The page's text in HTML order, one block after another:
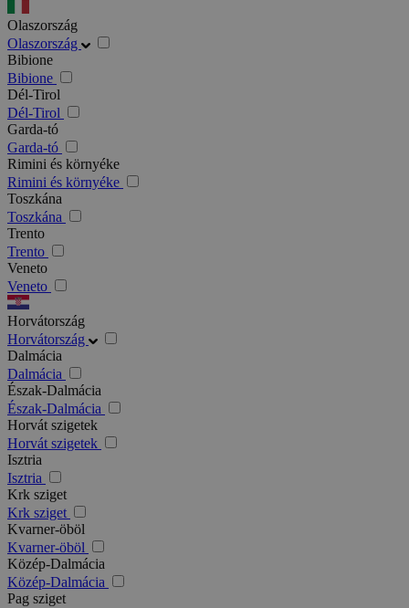
Olaszország
Olaszország
Bibione
Bibione
Dél-Tirol
Dél-Tirol
Garda-tó
Garda-tó
Rimini és környéke
Rimini és környéke
Toszkána
Toszkána
Trento
Trento
Veneto
Veneto
Horvátország
Horvátország
Dalmácia
Dalmácia
Észak-Dalmácia
Észak-Dalmácia
Horvát szigetek
Horvát szigetek
Isztria
Isztria
Krk sziget
Krk sziget
Kvarner-öböl
Kvarner-öböl
Közép-Dalmácia
Közép-Dalmácia
Pag sziget